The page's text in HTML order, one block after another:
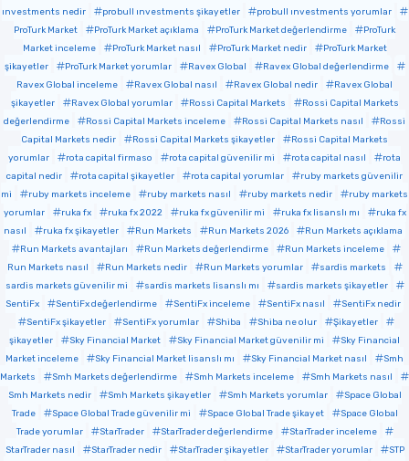
ınvestments nedir
probull ınvestments şikayetler
probull ınvestments yorumlar
ProTurk Market
ProTurk Market açıklama ProTurk Market değerlendirme
ProTurk
Market inceleme
ProTurk Market nasıl ProTurk Market nedir
ProTurk Market
şikayetler
ProTurk Market yorumlar Ravex Global
Ravex Global değerlendirme
Ravex Global inceleme
Ravex Global nasıl Ravex Global nedir
Ravex Global
şikayetler
Ravex Global yorumlar Rossi Capital Markets
Rossi Capital Markets
değerlendirme
Rossi Capital Markets inceleme Rossi Capital Markets nasıl
Rossi
Capital Markets nedir
Rossi Capital Markets şikayetler
Rossi Capital Markets
yorumlar
rota capital firmaso rota capital güvenilir mi rota capital nasıl
rota
capital nedir
rota capital şikayetler rota capital yorumlar
ruby markets güvenilir
mi
ruby markets inceleme ruby markets nasıl ruby markets nedir
ruby markets
yorumlar
ruka fx ruka fx 2022 ruka fx güvenilir mi ruka fx lisanslı mı
ruka fx
nasıl
ruka fx şikayetler Run Markets Run Markets 2026
Run Markets açıklama
Run Markets avantajları
Run Markets değerlendirme
Run Markets inceleme
Run Markets nasıl
Run Markets nedir Run Markets yorumlar
sardis markets
sardis markets güvenilir mi
sardis markets lisanslı mı
sardis markets şikayetler
SentiFx
SentiFx değerlendirme SentiFx inceleme SentiFx nasıl
SentiFx nedir
SentiFx şikayetler
SentiFx yorumlar Shiba Shiba ne olur
Şikayetler
şikayetler
Sky Financial Market Sky Financial Market güvenilir mi
Sky Financial
Market inceleme
Sky Financial Market lisanslı mı Sky Financial Market nasıl
Smh
Markets
Smh Markets değerlendirme Smh Markets inceleme
Smh Markets nasıl
Smh Markets nedir
Smh Markets şikayetler Smh Markets yorumlar
Space Global
Trade
Space Global Trade güvenilir mi Space Global Trade şikayet
Space Global
Trade yorumlar
StarTrader StarTrader değerlendirme
StarTrader inceleme
StarTrader nasıl
StarTrader nedir StarTrader şikayetler StarTrader yorumlar
STP